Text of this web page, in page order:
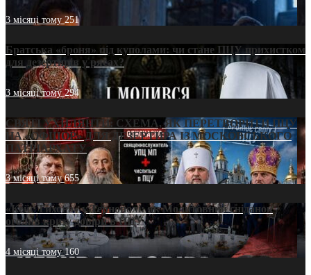
3 місяці тому251
Братська «броня» під куполами: чи стане ПЦУ прихистком
для дезертирів у рясах?
3 місяці тому294
СВЯТІ УХИЛЯНТИ: СХЕМА, ЯК ПЕРЕТВОРИТИ ПЦУ
НА «ОФШОР» ДЛЯ ДЕЗЕРТИРА ІЗ МОСКОВСЬКОГО
ПАТРІАРХАТУ
3 місяці тому655
«Кейс Тихона» у Тернополі: як Молитовний сніданок
оголив кризу довіри в ПЦУ
4 місяці тому160